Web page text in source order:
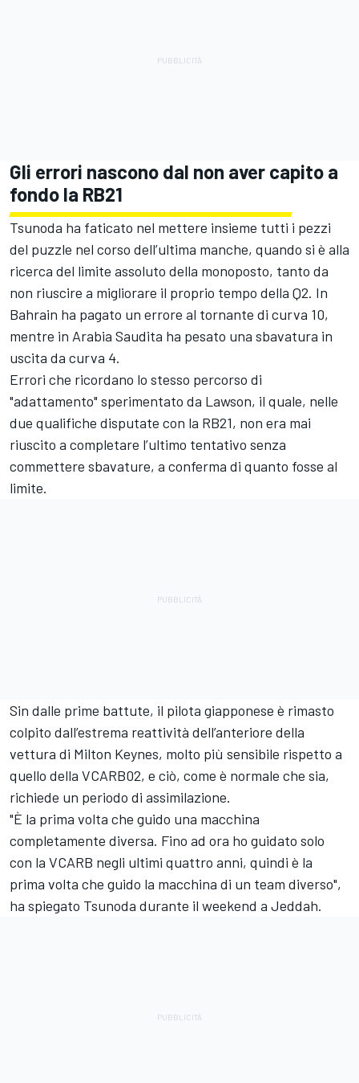
Gli errori nascono dal non aver capito a
fondo la RB21
Tsunoda ha faticato nel mettere insieme tutti i pezzi
del puzzle nel corso dell’ultima manche, quando si è alla
ricerca del limite assoluto della monoposto, tanto da
non riuscire a migliorare il proprio tempo della Q2. In
Bahrain ha pagato un errore al tornante di curva 10,
mentre in Arabia Saudita ha pesato una sbavatura in
uscita da curva 4.
Errori che ricordano lo stesso percorso di
"adattamento" sperimentato da Lawson, il quale, nelle
due qualifiche disputate con la RB21, non era mai
riuscito a completare l’ultimo tentativo senza
commettere sbavature, a conferma di quanto fosse al
limite.
Sin dalle prime battute, il pilota giapponese è rimasto
colpito dall’estrema reattività dell’anteriore della
vettura di Milton Keynes, molto più sensibile rispetto a
quello della VCARB02, e ciò, come è normale che sia,
richiede un periodo di assimilazione.
"È la prima volta che guido una macchina
completamente diversa. Fino ad ora ho guidato solo
con la VCARB negli ultimi quattro anni, quindi è la
prima volta che guido la macchina di un team diverso",
ha spiegato Tsunoda durante il weekend a Jeddah.